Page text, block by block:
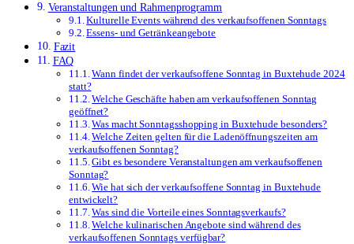
Veranstaltungen und Rahmenprogramm
Kulturelle Events während des verkaufsoffenen Sonntags
Essens- und Getränkeangebote
Fazit
FAQ
Wann findet der verkaufsoffene Sonntag in Buxtehude 2024
statt?
Welche Geschäfte haben am verkaufsoffenen Sonntag
geöffnet?
Was macht Sonntagsshopping in Buxtehude besonders?
Welche Zeiten gelten für die Ladenöffnungszeiten am
verkaufsoffenen Sonntag?
Gibt es besondere Veranstaltungen am verkaufsoffenen
Sonntag?
Wie hat sich der verkaufsoffene Sonntag in Buxtehude
entwickelt?
Was sind die Vorteile eines Sonntagsverkaufs?
Welche kulinarischen Angebote sind während des
verkaufsoffenen Sonntags verfügbar?